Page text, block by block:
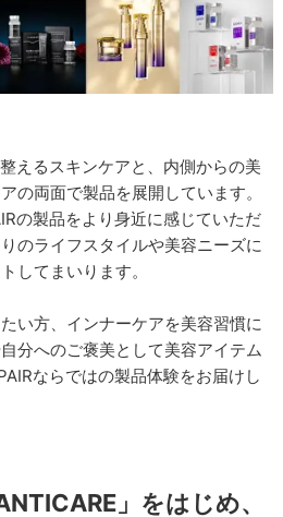
えるスキンケアと、内側からの美
の両面で製品を展開しています。
の製品をより身近に感じていただ
のライフスタイルや美容ニーズに
してまいります。
い方、インナーケアを美容習慣に
分へのご褒美として美容アイテム
ならではの製品体験をお届けし
」をはじめ、